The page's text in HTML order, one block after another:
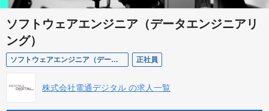
ソフトウェアエンジニア（データエンジニアリ
ング）
ソフトウェアエンジニア（データエンジニアリング/配属：PM部門） 正社員
株式会社電通デジタル の求人一覧